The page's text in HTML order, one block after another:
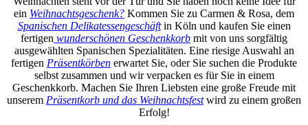
ein Weihnachtsgeschenk? Kommen Sie zu Carmen & Rosa, dem
Spanischen Delikatessengeschäftin Köln und kaufen Sie einen
fertigen wunderschönen Geschenkkorb mit von uns sorgfältig
ausgewählten Spanischen Spezialitäten. Eine riesige Auswahl an
fertigen Präsentkörben erwartet Sie, oder Sie suchen die Produkte
selbst zusammen und wir verpacken es für Sie in einem
Geschenkkorb. Machen Sie Ihren Liebsten eine große Freude mit
unserem Präsentkorb und das Weihnachtsfestwird zu einem großen
Erfolg!